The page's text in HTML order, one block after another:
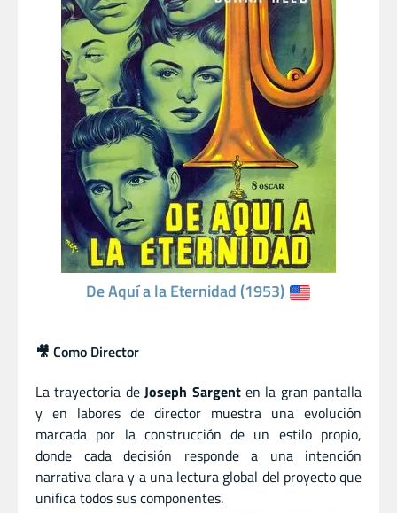
De Aquí a la Eternidad (1953)
🎥 Como Director
La trayectoria deJoseph Sargenten la gran pantalla
y en labores de director muestra una evolución
marcada por la construcción de un estilo propio,
donde cada decisión responde a una intención
narrativa clara y a una lectura global del proyecto que
unifica todos sus componentes.